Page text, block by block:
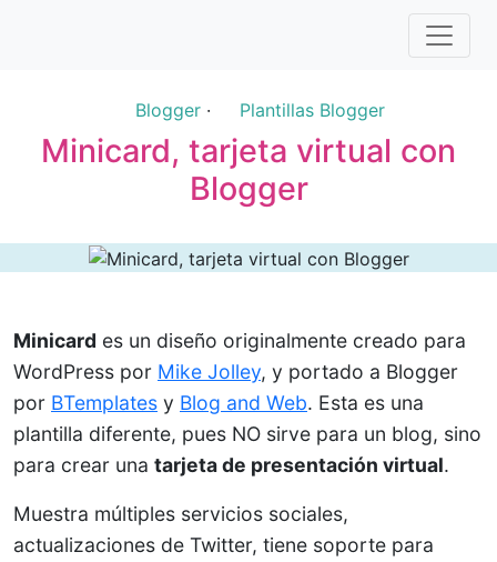
Blogger · Plantillas Blogger
Minicard, tarjeta virtual con
Blogger
Minicard es un diseño originalmente creado para
WordPress por Mike Jolley, y portado a Blogger
por BTemplates y Blog and Web. Esta es una
plantilla diferente, pues NO sirve para un blog, sino
para crear una tarjeta de presentación virtual.
Muestra múltiples servicios sociales,
actualizaciones de Twitter, tiene soporte para